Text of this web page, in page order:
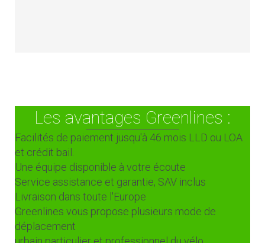
Les avantages Greenlines :
Facilités de paiement jusqu'à 46 mois LLD ou LOA
et crédit bail.
Une équipe disponible à votre écoute
Service assistance et garantie, SAV inclus
Livraison dans toute l'Europe
Greenlines vous propose plusieurs mode de
déplacement